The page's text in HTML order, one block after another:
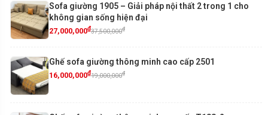
Sofa giường 1905 – Giải pháp nội thất 2 trong 1 cho
không gian sống hiện đại
27,000,000₫37,500,000₫
Ghế sofa giường thông minh cao cấp 2501
16,000,000₫19,000,000₫